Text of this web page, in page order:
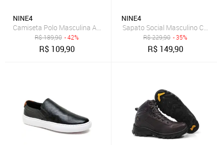
NINE4
Camiseta Polo Masculina Algodão Básica Lisa Premium Preta
R$189,90 - 42%
R$ 109,90
NINE4
Sapato Social Masculino Calce
R$229,90 - 35%
R$ 149,90